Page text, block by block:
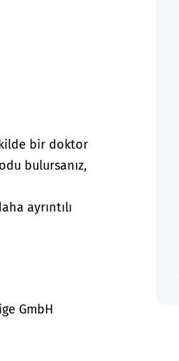
bir doktor
bulursanız,
ayrıntılı
GmbH